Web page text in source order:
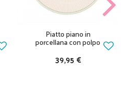
Piatto piano in
porcellana con polpo
39,95 €